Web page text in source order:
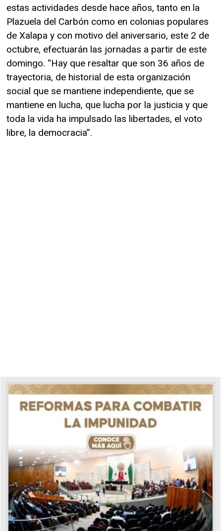
estas actividades desde hace años, tanto en la
Plazuela del Carbón como en colonias populares
de Xalapa y con motivo del aniversario, este 2 de
octubre, efectuarán las jornadas a partir de este
domingo. “Hay que resaltar que son 36 años de
trayectoria, de historial de esta organización
social que se mantiene independiente, que se
mantiene en lucha, que lucha por la justicia y que
toda la vida ha impulsado las libertades, el voto
libre, la democracia”.